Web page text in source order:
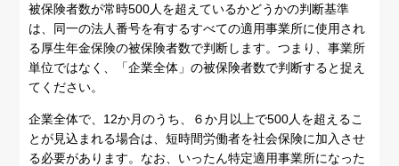
被保険者数が常時500人を超えているかどうかの判断基準
は、同一の法人番号を有するすべての適用事業所に使用され
る厚生年金保険の被保険者数で判断します。つまり、事業所
単位ではなく、「企業全体」の被保険者数で判断すると捉え
てください。
企業全体で、12か月のうち、６か月以上で500人を超えるこ
とが見込まれる場合は、短時間労働者を社会保険に加入させ
る必要があります。なお、いったん特定適用事業所になった